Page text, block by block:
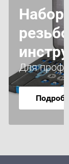
Набор
Для